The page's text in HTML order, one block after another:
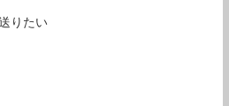
りたい